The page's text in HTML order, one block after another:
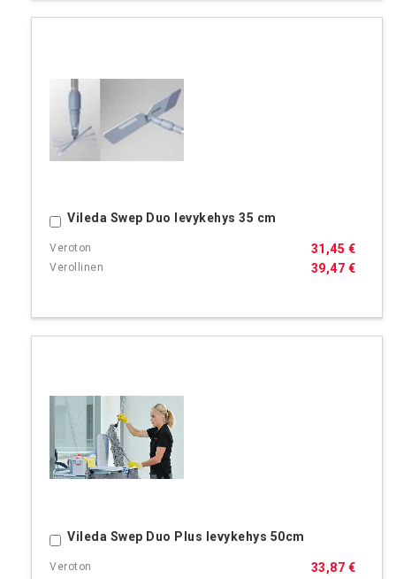
Vileda Swep Duo levykehys 35 cm
39,47 €
31,45 €
Ostoskoriin
Vileda Swep Duo Plus levykehys 50cm
33,87 €
Ostoskoriin